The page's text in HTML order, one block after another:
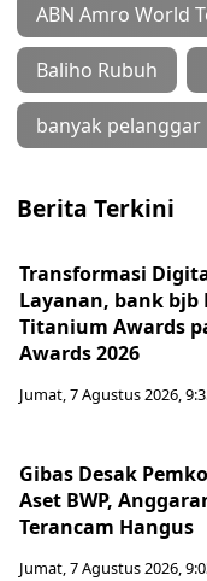
ABN Amro World
Baliho Rubuh
banyak pelanggar
Berita Terkini
Transformasi
Layanan, bank bjb
Titanium Awards
Awards 2026
Jumat, 7 Agustus 2026,
Gibas Desak
Aset BWP,
Terancam Hangus
Jumat, 7 Agustus 2026,